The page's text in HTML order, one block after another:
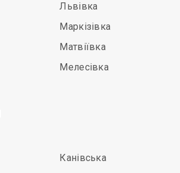
Львівка
Маркізівка
Матвіївка
Мелесівка
Канівська